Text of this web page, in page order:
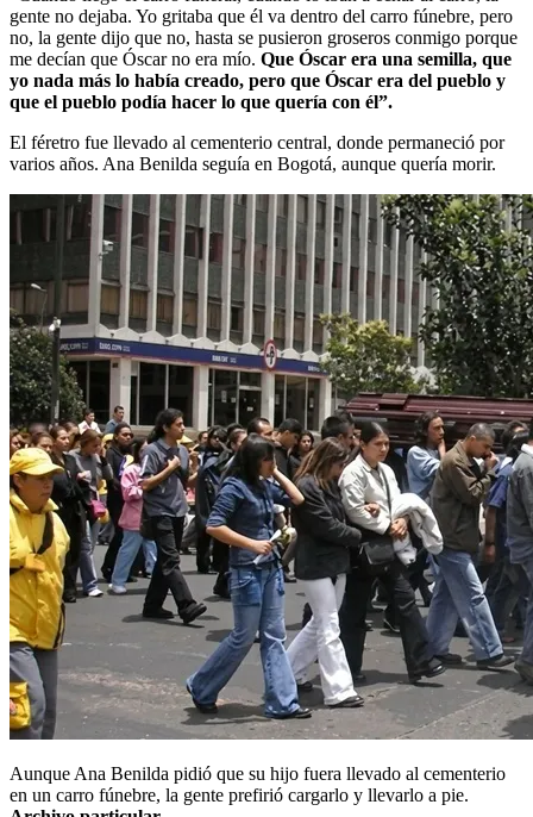
gente no dejaba. Yo gritaba que él va dentro del carro fúnebre, pero
no, la gente dijo que no, hasta se pusieron groseros conmigo porque
me decían que Óscar no era mío. Que Óscar era una semilla, que
yo nada más lo había creado, pero que Óscar era del pueblo y
que el pueblo podía hacer lo que quería con él”.
El féretro fue llevado al cementerio central, donde permaneció por
varios años. Ana Benilda seguía en Bogotá, aunque quería morir.
Aunque Ana Benilda pidió que su hijo fuera llevado al cementerio
en un carro fúnebre, la gente prefirió cargarlo y llevarlo a pie.